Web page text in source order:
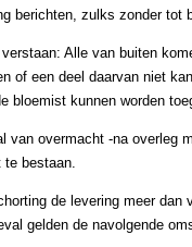
berichten, zulks zonder tot
Alle van buiten
of een deel daarvan niet
bloemist kunnen worden
van overmacht -na overleg
te bestaan.
de levering meer
gelden de navolgende